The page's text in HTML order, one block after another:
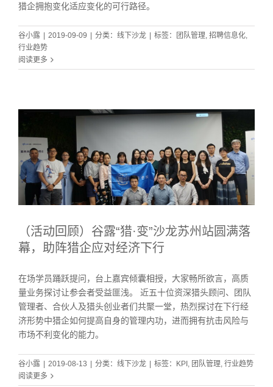
猎企拥抱变化适应变化的可行路径。
谷小露 | 2019-09-09 | 分类： 线下沙龙 | 标签： 团队管理 招聘信息化
行业趋势
阅读更多
（活动回顾）谷露“猎·变”沙龙苏州站圆满落
幕，助阵猎企应对经济下行
在场学员踊跃提问，台上嘉宾倾囊相授，大家畅所欲言，高质
量业务探讨让参会者受益匪浅。 近五十位资深猎头顾问、团队
管理者、合伙人及猎头创业者们共聚一堂，热烈探讨在下行经
济形势中猎企如何提高自身的管理内功，进而拥有抗击风险与
市场不利变化的能力。
谷小露 2019-08-13 分类： 线下沙龙 标签： KPI , 团队管理, 行业趋势
阅读更多